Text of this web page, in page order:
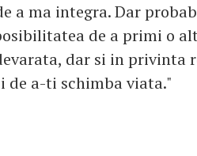
a ma integra. Dar
de a primi o
dar si in
a-ti schimba viata."